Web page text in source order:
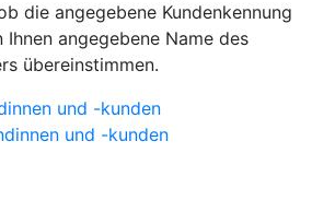
die angegebene Kundenkennung
Ihnen angegebene Name des
übereinstimmen.
und -kunden
und -kunden